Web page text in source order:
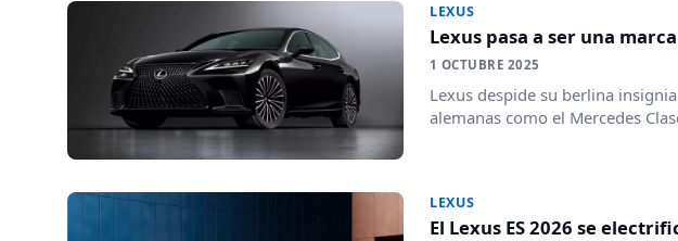
LEXUS
Lexus pasa a ser una
1 OCTUBRE 2025
Lexus despide su berlina
alemanas como el Mercedes
LEXUS
El Lexus ES 2026 se